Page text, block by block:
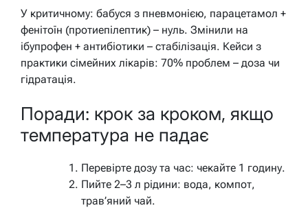
У критичному: бабуся з пневмонією, парацетамол +
фенітоїн (протиепілептик) – нуль. Змінили на
ібупрофен + антибіотики – стабілізація. Кейси з
практики сімейних лікарів: 70% проблем – доза чи
гідратація.
Поради: крок за кроком, якщо
температура не падає
Перевірте дозу та час: чекайте 1 годину.
Пийте 2–3 л рідини: вода, компот,
трав’яний чай.